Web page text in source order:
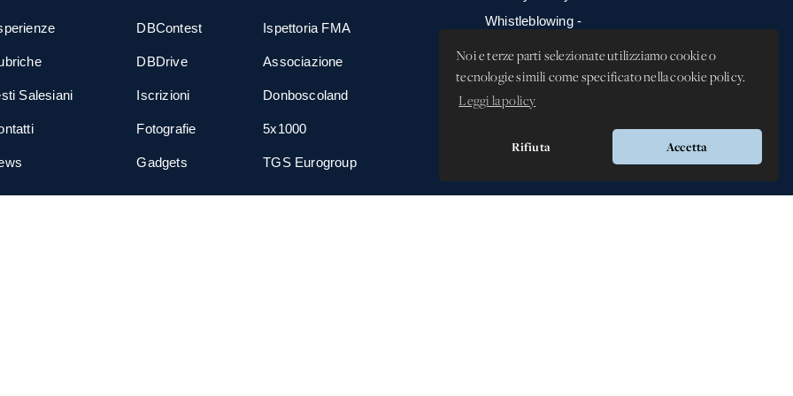
Noi e terze parti selezionate utilizziamo cookie o
tecnologie simili come specificato nella cookie policy.
Leggi la policy
Rifiuta Accetta
Salesiani
DBContest
DBDrive
Iscrizioni
Fotografie
Gadgets
Ispettoria FMA
Associazione
Donboscoland
5x1000
TGS Eurogroup
Whistleblowing -